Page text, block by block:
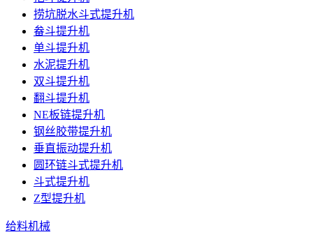
捞坑脱水斗式提升机
畚斗提升机
单斗提升机
水泥提升机
双斗提升机
翻斗提升机
NE板链提升机
钢丝胶带提升机
垂直振动提升机
圆环链斗式提升机
斗式提升机
Z型提升机
给料机械